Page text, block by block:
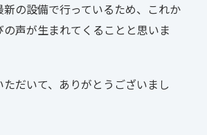
の設備で行っているため、これか
声が生まれてくることと思いま
だいて、ありがとうございまし